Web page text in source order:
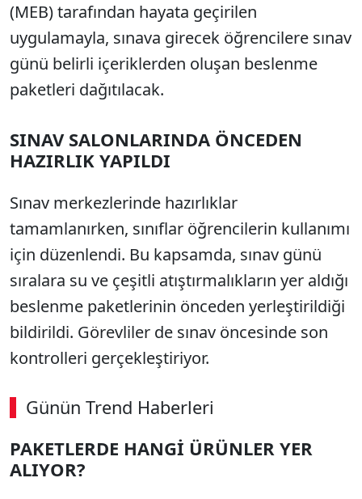
(MEB) tarafından hayata geçirilen
uygulamayla, sınava girecek öğrencilere sınav
günü belirli içeriklerden oluşan beslenme
paketleri dağıtılacak.
SINAV SALONLARINDA ÖNCEDEN
HAZIRLIK YAPILDI
Sınav merkezlerinde hazırlıklar
tamamlanırken, sınıflar öğrencilerin kullanımı
için düzenlendi. Bu kapsamda, sınav günü
sıralara su ve çeşitli atıştırmalıkların yer aldığı
beslenme paketlerinin önceden yerleştirildiği
bildirildi. Görevliler de sınav öncesinde son
kontrolleri gerçekleştiriyor.
Günün Trend Haberleri
PAKETLERDE HANGİ ÜRÜNLER YER
ALIYOR?